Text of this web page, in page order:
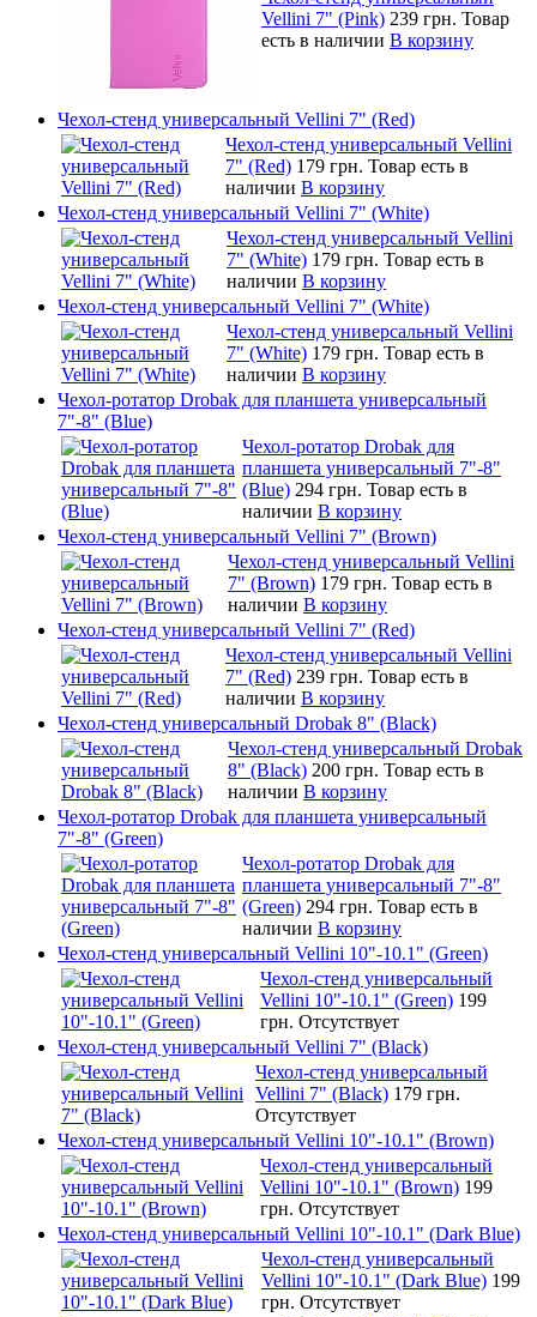
Vellini 7" (Pink) 239 грн. Товар
есть в наличии В корзину
Чехол-стенд универсальный Vellini 7" (Red)
Чехол-стенд универсальный Vellini
7" (Red) 179 грн. Товар есть в
наличии В корзину
Чехол-стенд универсальный Vellini 7" (White)
Чехол-стенд универсальный Vellini
7" (White) 179 грн. Товар есть в
наличии В корзину
Чехол-стенд универсальный Vellini 7" (White)
Чехол-стенд универсальный Vellini
7" (White) 179 грн. Товар есть в
наличии В корзину
Чехол-ротатор Drobak для планшета универсальный
7"-8" (Blue)
Чехол-ротатор Drobak для
планшета универсальный 7"-8"
(Blue) 294 грн. Товар есть в
наличии В корзину
Чехол-стенд универсальный Vellini 7" (Brown)
Чехол-стенд универсальный Vellini
7" (Brown) 179 грн. Товар есть в
наличии В корзину
Чехол-стенд универсальный Vellini 7" (Red)
Чехол-стенд универсальный Vellini
7" (Red) 239 грн. Товар есть в
наличии В корзину
Чехол-стенд универсальный Drobak 8" (Black)
Чехол-стенд универсальный Drobak
8" (Black) 200 грн. Товар есть в
наличии В корзину
Чехол-ротатор Drobak для планшета универсальный
7"-8" (Green)
Чехол-ротатор Drobak для
планшета универсальный 7"-8"
(Green) 294 грн. Товар есть в
наличии В корзину
Чехол-стенд универсальный Vellini 10"-10.1" (Green)
Чехол-стенд универсальный
Vellini 10"-10.1" (Green) 199
грн. Отсутствует
Чехол-стенд универсальный Vellini 7" (Black)
Чехол-стенд универсальный
Vellini 7" (Black) 179 грн.
Отсутствует
Чехол-стенд универсальный Vellini 10"-10.1" (Brown)
Чехол-стенд универсальный
Vellini 10"-10.1" (Brown) 199
грн. Отсутствует
Чехол-стенд универсальный Vellini 10"-10.1" (Dark Blue)
Чехол-стенд универсальный
Vellini 10"-10.1" (Dark Blue) 199
грн. Отсутствует